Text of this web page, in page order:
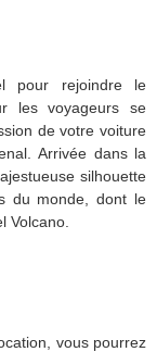
pour rejoindre le
les voyageurs se
de votre voiture
Arrivée dans la
silhouette
du monde, dont le
Volcano.
vous pourrez